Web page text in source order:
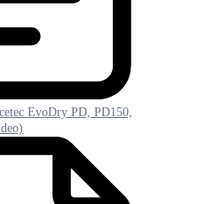
EvoDry PD, PD150,